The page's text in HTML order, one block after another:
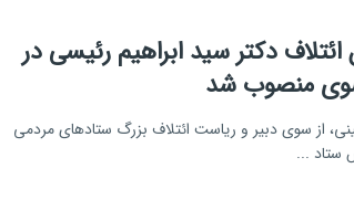
دکتر سید ابراهیم رئیسی در
منصوب شد
از سوی دبیر و ریاست ائتلاف بزرگ ستادهای مردمی
ستاد ...